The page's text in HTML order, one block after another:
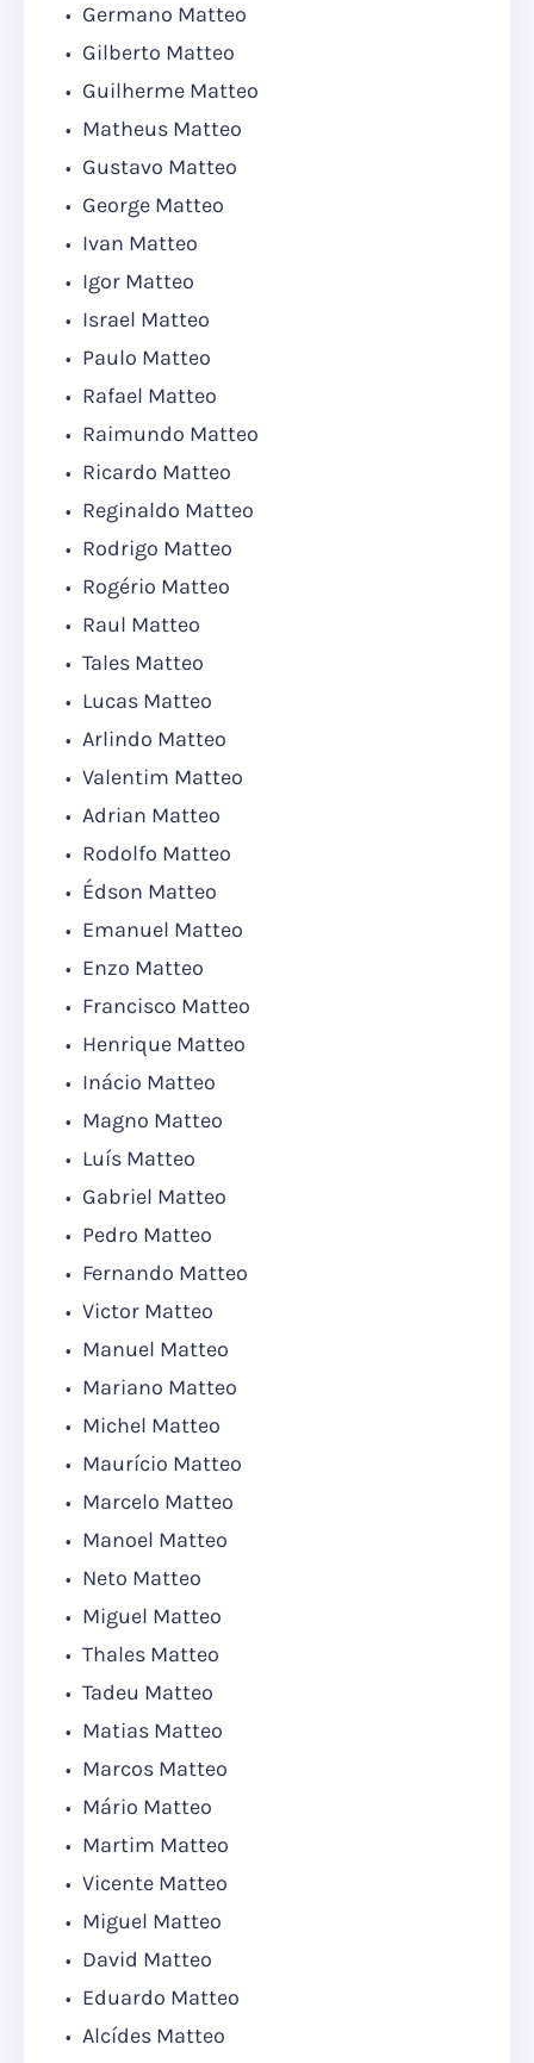
Germano Matteo
Gilberto Matteo
Guilherme Matteo
Matheus Matteo
Gustavo Matteo
George Matteo
Ivan Matteo
Igor Matteo
Israel Matteo
Paulo Matteo
Rafael Matteo
Raimundo Matteo
Ricardo Matteo
Reginaldo Matteo
Rodrigo Matteo
Rogério Matteo
Raul Matteo
Tales Matteo
Lucas Matteo
Arlindo Matteo
Valentim Matteo
Adrian Matteo
Rodolfo Matteo
Édson Matteo
Emanuel Matteo
Enzo Matteo
Francisco Matteo
Henrique Matteo
Inácio Matteo
Magno Matteo
Luís Matteo
Gabriel Matteo
Pedro Matteo
Fernando Matteo
Victor Matteo
Manuel Matteo
Mariano Matteo
Michel Matteo
Maurício Matteo
Marcelo Matteo
Manoel Matteo
Neto Matteo
Miguel Matteo
Thales Matteo
Tadeu Matteo
Matias Matteo
Marcos Matteo
Mário Matteo
Martim Matteo
Vicente Matteo
Miguel Matteo
David Matteo
Eduardo Matteo
Alcídes Matteo